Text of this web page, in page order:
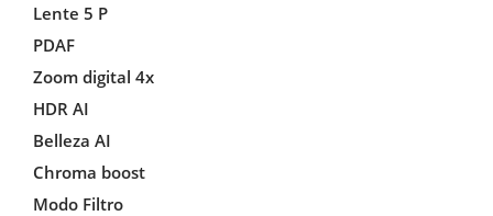
Lente 5 P
PDAF
Zoom digital 4x
HDR AI
Belleza AI
Chroma boost
Modo Filtro